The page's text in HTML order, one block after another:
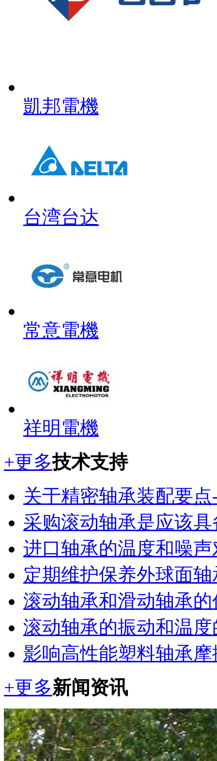
凱邦電機
台湾台达
常意電機
祥明電機
+更多技术支持
关于精密轴承装配要点
采购滚动轴承是应该具
进口轴承的温度和噪声
定期维护保养外球面轴
滚动轴承和滑动轴承的
滚动轴承的振动和温度
影响高性能塑料轴承摩
+更多新闻资讯